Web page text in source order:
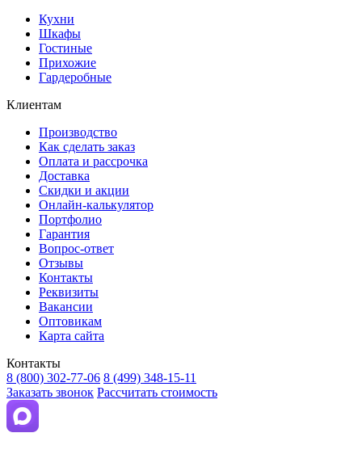
Кухни
Шкафы
Гостиные
Прихожие
Гардеробные
Клиентам
Производство
Как сделать заказ
Оплата и рассрочка
Доставка
Скидки и акции
Онлайн-калькулятор
Портфолио
Гарантия
Вопрос-ответ
Отзывы
Контакты
Реквизиты
Вакансии
Оптовикам
Карта сайта
Контакты
8 (800) 302-77-06 8 (499) 348-15-11
Заказать звонок Рассчитать стоимость